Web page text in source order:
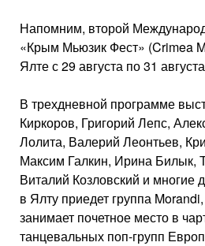
Напомним, второй
«Крым Мьюзик Фест» (Crimea
Ялте с 29 августа по 31
В трехдневной программе
Киркоров, Григорий Лепс,
Лолита, Валерий Леонтьев,
Максим Галкин, Ирина Билык,
Виталий Козловский и многие
в Ялту приедет группа
занимает почетное место в
танцевальных поп-групп